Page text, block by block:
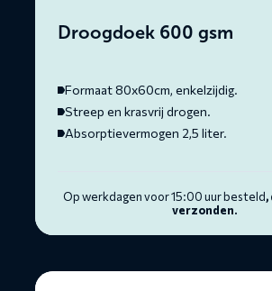
Droogdoek 600 gsm
Formaat 80x60cm, enkelzijdig.
Streep en krasvrij drogen.
Absorptievermogen 2,5 liter.
Op werkdagen voor 15:00 uur besteld
verzonden.
Lees